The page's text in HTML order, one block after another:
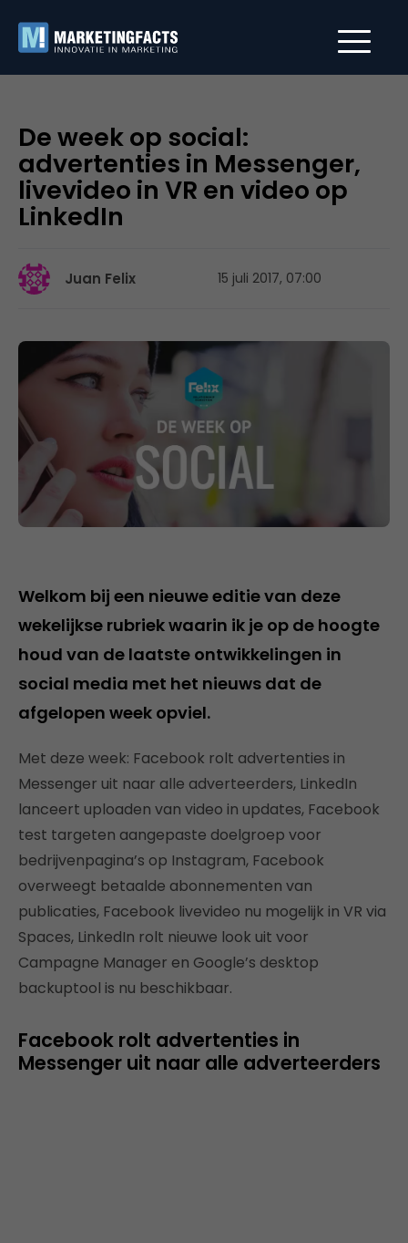
De week op social:
advertenties in Messenger,
livevideo in VR en video op
LinkedIn
Juan Felix 15 juli 2017, 07:00
Welkom bij een nieuwe editie van deze
wekelijkse rubriek waarin ik je op de hoogte
houd van de laatste ontwikkelingen in
social media met het nieuws dat de
afgelopen week opviel.
Met deze week: Facebook rolt advertenties in
Messenger uit naar alle adverteerders, LinkedIn
lanceert uploaden van video in updates, Facebook
test targeten aangepaste doelgroep voor
bedrijvenpagina’s op Instagram, Facebook
overweegt betaalde abonnementen van
publicaties, Facebook livevideo nu mogelijk in VR via
Spaces, LinkedIn rolt nieuwe look uit voor
Campagne Manager en Google’s desktop
backuptool is nu beschikbaar.
Facebook rolt advertenties in
Messenger uit naar alle adverteerders